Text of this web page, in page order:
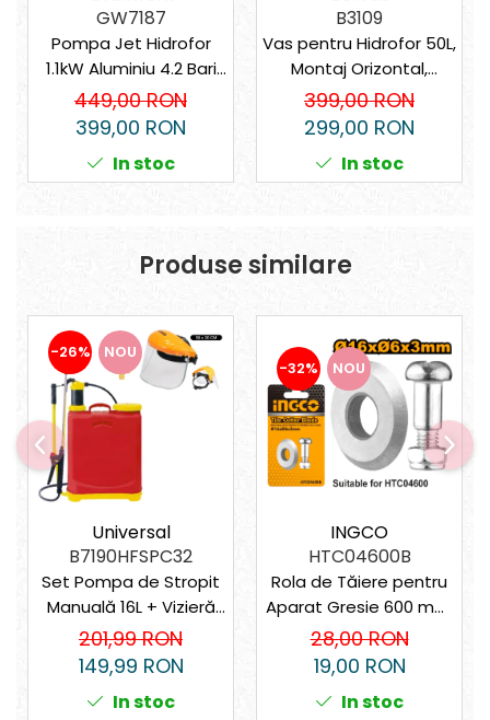
GW7187
Pompa Jet Hidrofor
1.1kW Aluminiu 4.2 Bari
GW
449,00 RON
399,00 RON
In stoc
B3109
Vas pentru Hidrofor 50L,
Montaj Orizontal,
Presiune 5 bar
399,00 RON
299,00 RON
In stoc
Produse similare
-26% NOU
Universal
B7190HFSPC32
Set Pompa de Stropit
Manuală 16L + Vizieră
de Protecție Ingco
pentru Grădină, Livezi,
Erbicidat
201,99 RON
149,99 RON
In stoc
-32% NOU
INGCO
HTC04600B
Rola de Tăiere pentru
Aparat Gresie 600 mm,
Carbură de Tungsten,
Compatibilă HTC04600,
Piesă de Schimb pentru
Plăci Ceramice
28,00 RON
19,00 RON
In stoc